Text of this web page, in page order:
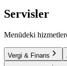
Servisler
Menüdeki
Vergi & Finans